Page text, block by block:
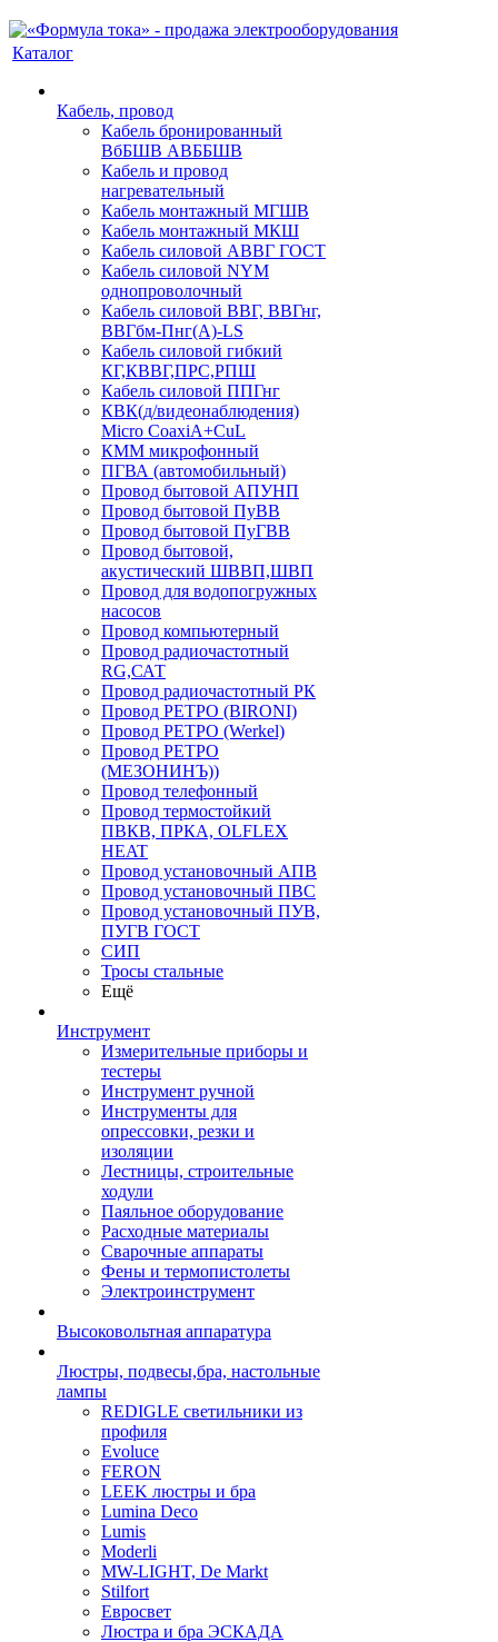
Каталог
Кабель, провод
Кабель бронированный
ВбБШВ АВББШВ
Кабель и провод
нагревательный
Кабель монтажный МГШВ
Кабель монтажный МКШ
Кабель силовой АВВГ ГОСТ
Кабель силовой NYM
однопроволочный
Кабель силовой ВВГ, ВВГнг,
ВВГбм-Пнг(А)-LS
Кабель силовой гибкий
КГ,КВВГ,ПРС,РПШ
Кабель силовой ППГнг
КВК(д/видеонаблюдения)
Micro CoaxiA+CuL
КММ микрофонный
ПГВА (автомобильный)
Провод бытовой АПУНП
Провод бытовой ПуВВ
Провод бытовой ПуГВВ
Провод бытовой,
акустический ШВВП,ШВП
Провод для водопогружных
насосов
Провод компьютерный
Провод радиочастотный
RG,САТ
Провод радиочастотный РК
Провод РЕТРО (BIRONI)
Провод РЕТРО (Werkel)
Провод РЕТРО
(МЕЗОНИНЪ))
Провод телефонный
Провод термостойкий
ПВКВ, ПРКА, OLFLEX
HEAT
Провод установочный АПВ
Провод установочный ПВС
Провод установочный ПУВ,
ПУГВ ГОСТ
СИП
Тросы стальные
Ещё
Инструмент
Измерительные приборы и
тестеры
Инструмент ручной
Инструменты для
опрессовки, резки и
изоляции
Лестницы, строительные
ходули
Паяльное оборудование
Расходные материалы
Сварочные аппараты
Фены и термопистолеты
Электроинструмент
Высоковольтная аппаратура
Люстры, подвесы,бра, настольные
лампы
REDIGLE светильники из
профиля
Evoluce
FERON
LEEK люстры и бра
Lumina Deco
Lumis
Moderli
MW-LIGHT, De Markt
Stilfort
Евросвет
Люстра и бра ЭСКАДА